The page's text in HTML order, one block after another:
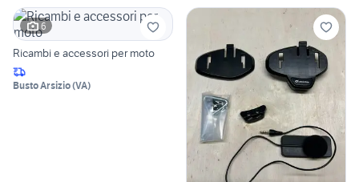
6
Ricambi e accessori per moto
Busto Arsizio(VA)